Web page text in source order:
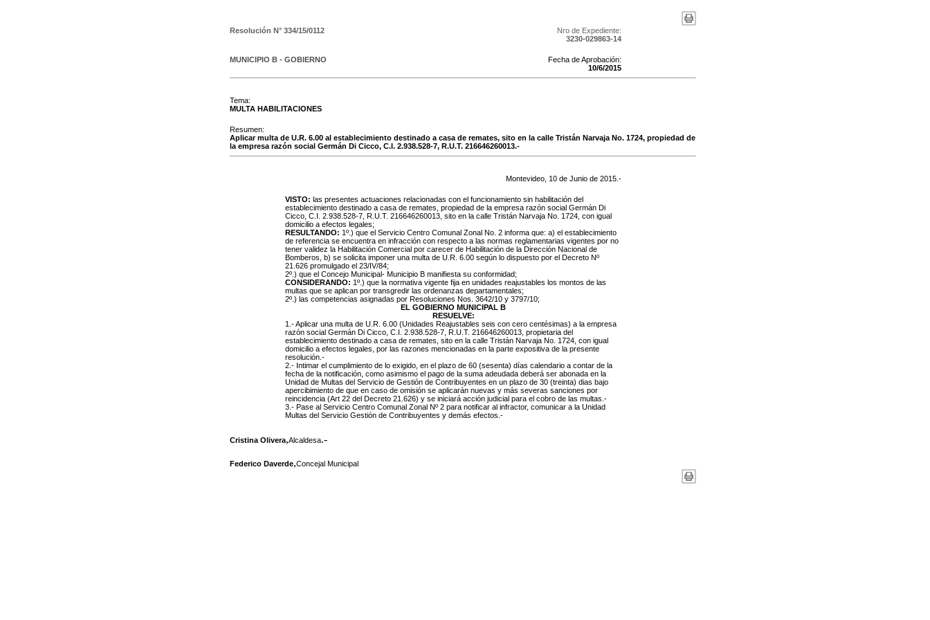
Resolución N° 334/15/0112
Nro de Expediente:
3230-029863-14
MUNICIPIO B - GOBIERNO
Fecha de Aprobación:
10/6/2015
Tema:
MULTA HABILITACIONES
Resumen:
Aplicar multa de U.R. 6.00 al establecimiento destinado a casa de remates, sito en la calle Tristán Narvaja No. 1724, propiedad de
la empresa razón social Germán Di Cicco, C.I. 2.938.528-7, R.U.T. 216646260013.-
Montevideo, 10 de Junio de 2015 .-
VISTO: las presentes actuaciones relacionadas con el funcionamiento sin habilitación del
establecimiento destinado a casa de remates, propiedad de la empresa razón social Germán Di
Cicco, C.I. 2.938.528-7, R.U.T. 216646260013, sito en la calle Tristán Narvaja No. 1724, con igual
domicilio a efectos legales;
RESULTANDO: 1º.) que el Servicio Centro Comunal Zonal No. 2 informa que: a) el establecimiento
de referencia se encuentra en infracción con respecto a las normas reglamentarias vigentes por no
tener validez la Habilitación Comercial por carecer de Habilitación de la Dirección Nacional de
Bomberos, b) se solicita imponer una multa de U.R. 6.00 según lo dispuesto por el Decreto Nº
21.626 promulgado el 23/IV/84;
2º.) que el Concejo Municipal- Municipio B manifiesta su conformidad;
CONSIDERANDO: 1º.) que la normativa vigente fija en unidades reajustables los montos de las
multas que se aplican por transgredir las ordenanzas departamentales;
2º.) las competencias asignadas por Resoluciones Nos. 3642/10 y 3797/10;
EL GOBIERNO MUNICIPAL B
RESUELVE:
1.- Aplicar una multa de U.R. 6.00 (Unidades Reajustables seis con cero centésimas) a la empresa
razón social Germán Di Cicco, C.I. 2.938.528-7, R.U.T. 216646260013, propietaria del
establecimiento destinado a casa de remates, sito en la calle Tristán Narvaja No. 1724, con igual
domicilio a efectos legales, por las razones mencionadas en la parte expositiva de la presente
resolución.-
2.- Intimar el cumplimiento de lo exigido, en el plazo de 60 (sesenta) días calendario a contar de la
fecha de la notificación, como asimismo el pago de la suma adeudada deberá ser abonada en la
Unidad de Multas del Servicio de Gestión de Contribuyentes en un plazo de 30 (treinta) dias bajo
apercibimiento de que en caso de omisión se aplicarán nuevas y más severas sanciones por
reincidencia (Art 22 del Decreto 21.626) y se iniciará acción judicial para el cobro de las multas.-
3.- Pase al Servicio Centro Comunal Zonal Nº 2 para notificar al infractor, comunicar a la Unidad
Multas del Servicio Gestión de Contribuyentes y demás efectos.-
Cristina Olivera,Alcaldesa.-
Federico Daverde,Concejal Municipal